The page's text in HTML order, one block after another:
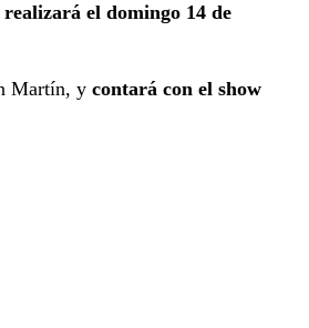
realizará el domingo 14 de
Martín, y contará con el show